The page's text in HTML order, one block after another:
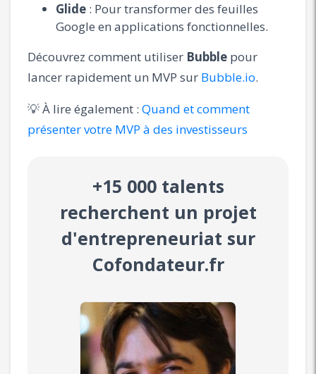
Glide : Pour transformer des feuilles
Google en applications fonctionnelles.
Découvrez comment utiliser Bubble pour
lancer rapidement un MVP sur Bubble.io.
💡 À lire également : Quand et comment
présenter votre MVP à des investisseurs
+15 000 talents
recherchent un projet
d'entrepreneuriat sur
Cofondateur.fr